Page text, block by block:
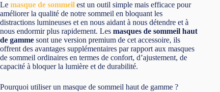
Le masque de sommeil est un outil simple mais efficace pour
améliorer la qualité de notre sommeil en bloquant les
distractions lumineuses et en nous aidant à nous détendre et à
nous endormir plus rapidement. Les masques de sommeil haut
de gamme sont une version premium de cet accessoire, ils
offrent des avantages supplémentaires par rapport aux masques
de sommeil ordinaires en termes de confort, d’ajustement, de
capacité à bloquer la lumière et de durabilité.
Pourquoi utiliser un masque de sommeil haut de gamme ?